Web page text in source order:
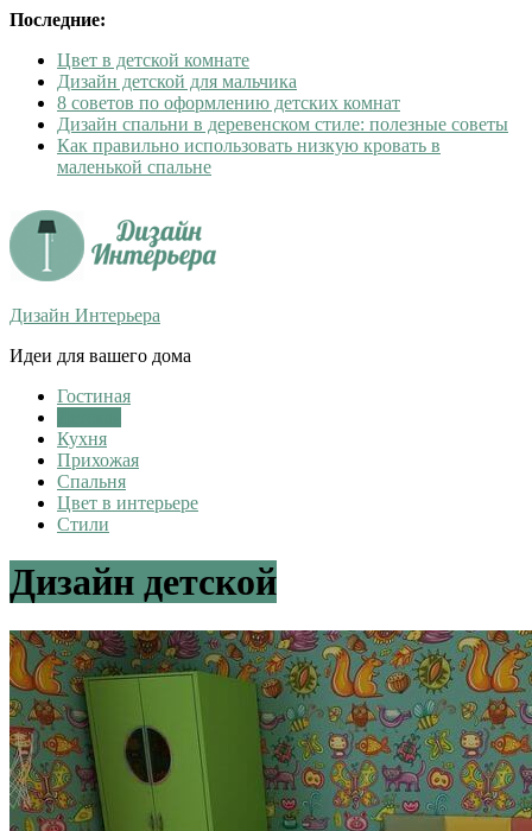
Последние:
Цвет в детской комнате
Дизайн детской для мальчика
8 советов по оформлению детских комнат
Дизайн спальни в деревенском стиле: полезные советы
Как правильно использовать низкую кровать в
маленькой спальне
Дизайн Интерьера
Идеи для вашего дома
Гостиная
Кухня
Прихожая
Спальня
Цвет в интерьере
Стили
Дизайн детской